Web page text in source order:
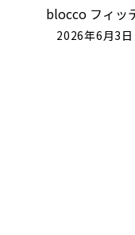
blocco フィッ
2026年6月3